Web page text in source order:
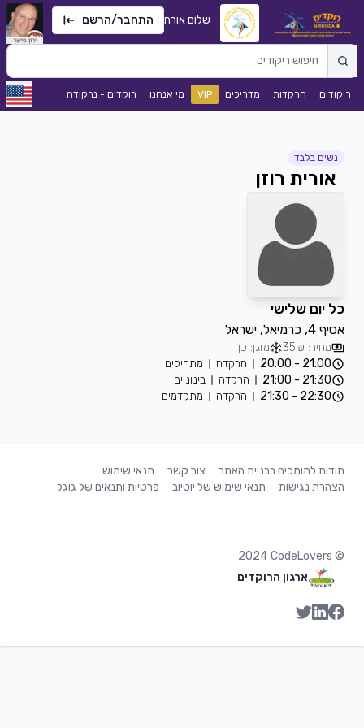
שלום אורח התחבר/הרשם
ריקודים הרקדות מדריכים VIP מי אנחנו רוקדים - נרקודה
נשים בלבד
אורית רוזן
כל יום שלישי
אסיף 4, כרמיאל, ישראל
מחיר: 35₪
מזגן: כן
21:00 - 20:00
הרקדה
מתחילים
21:30 - 21:00
הרקדה
בינוניים
22:30 - 21:30
הרקדה מתקדמים
תודות לתומכים בבניית האתר צור קשר
תנאי שימוש
הצהרת נגישות
תנאי שימוש של יוטיוב פרטיות ותנאים של גוגל
©
2024 CodeLovers
ארגון הרוקדים